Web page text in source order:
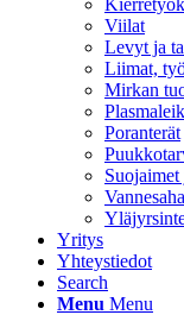
Viilat
Levyt ja
Liimat,
Mirkan
Poranterät
Yritys
Yhteystiedot
Search
Menu Menu